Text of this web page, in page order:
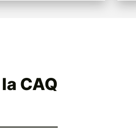
CAQ